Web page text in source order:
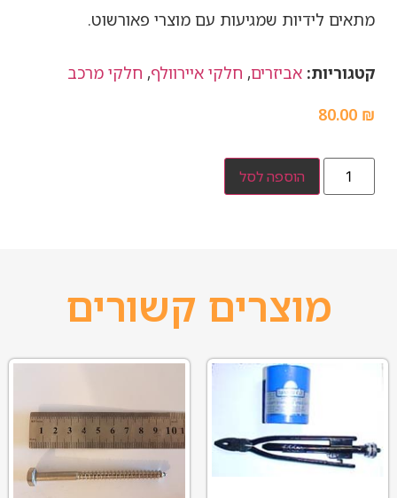
מתאים לידיות שמגיעות עם מוצרי פאורשוט.
קטגוריות: אביזרים, חלקי איירוולף, חלקי מרכב
80.00 ₪
הוספה לסל
מוצרים קשורים